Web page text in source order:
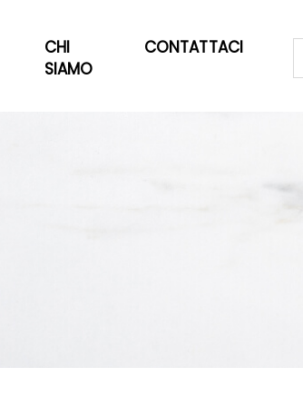
CHI
SIAMO
CONTATTACI